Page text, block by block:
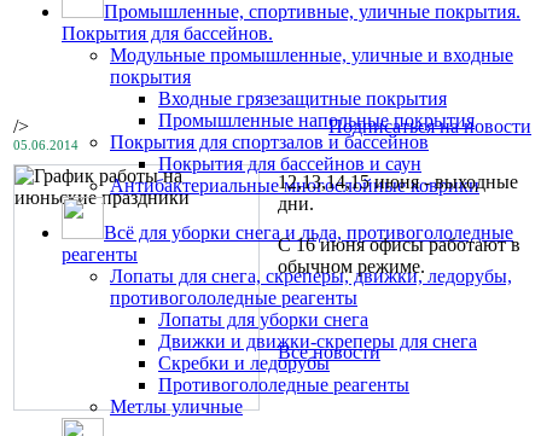
Промышленные, спортивные, уличные покрытия.
Покрытия для бассейнов.
Модульные промышленные, уличные и входные
покрытия
Входные грязезащитные покрытия
Промышленные напольные покрытия
Покрытия для спортзалов и бассейнов
Покрытия для бассейнов и саун
Антибактериальные многослойные коврики
Всё для уборки снега и льда, противогололедные
реагенты
Лопаты для снега, скреперы, движки, ледорубы,
противогололедные реагенты
Лопаты для уборки снега
Движки и движки-скреперы для снега
Скребки и ледорубы
Противогололедные реагенты
Метлы уличные
/> Подписаться на новости
05.06.2014
12,13,14,15 июня - выходные
дни.
С 16 июня офисы работают в
обычном режиме.
Все новости